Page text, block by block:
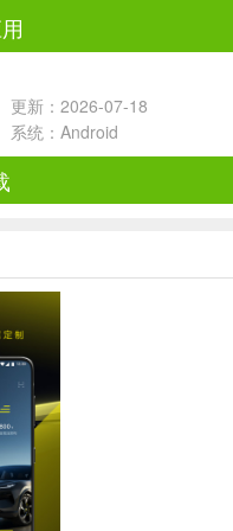
更新：2026-07-18
系统：Android